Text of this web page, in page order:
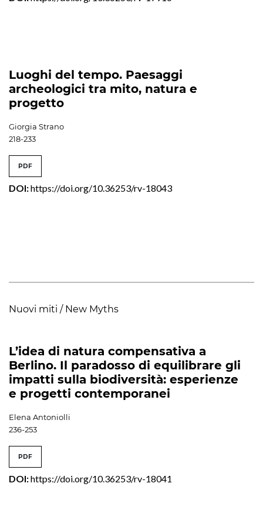
Luoghi del tempo. Paesaggi
archeologici tra mito, natura e
progetto
Giorgia Strano
218-233
PDF
DOI:https://doi.org/10.36253/rv-18043
Nuovi miti / New Myths
L’idea di natura compensativa a
Berlino. Il paradosso di equilibrare gli
impatti sulla biodiversità: esperienze
e progetti contemporanei
Elena Antoniolli
236-253
PDF
DOI:https://doi.org/10.36253/rv-18041